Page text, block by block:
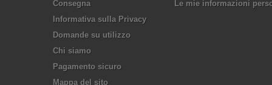
Consegna
Informativa sulla Privacy
Domande su utilizzo
Chi siamo
Pagamento sicuro
Mappa del sito
Le mie informazioni